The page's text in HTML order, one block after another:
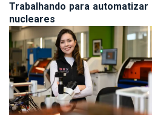
Trabalhando para
nucleares